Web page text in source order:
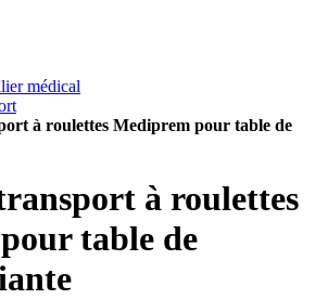
médical
à roulettes Mediprem pour table de
à roulettes
table de